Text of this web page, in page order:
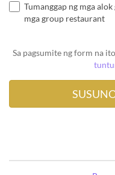
Tumanggap ng mga
mga group restaurant
Sa pagsumite ng form na